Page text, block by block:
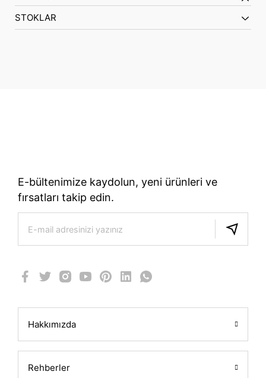
STOKLAR
E-bültenimize kaydolun, yeni ürünleri ve
fırsatları takip edin.
Hakkımızda
Rehberler